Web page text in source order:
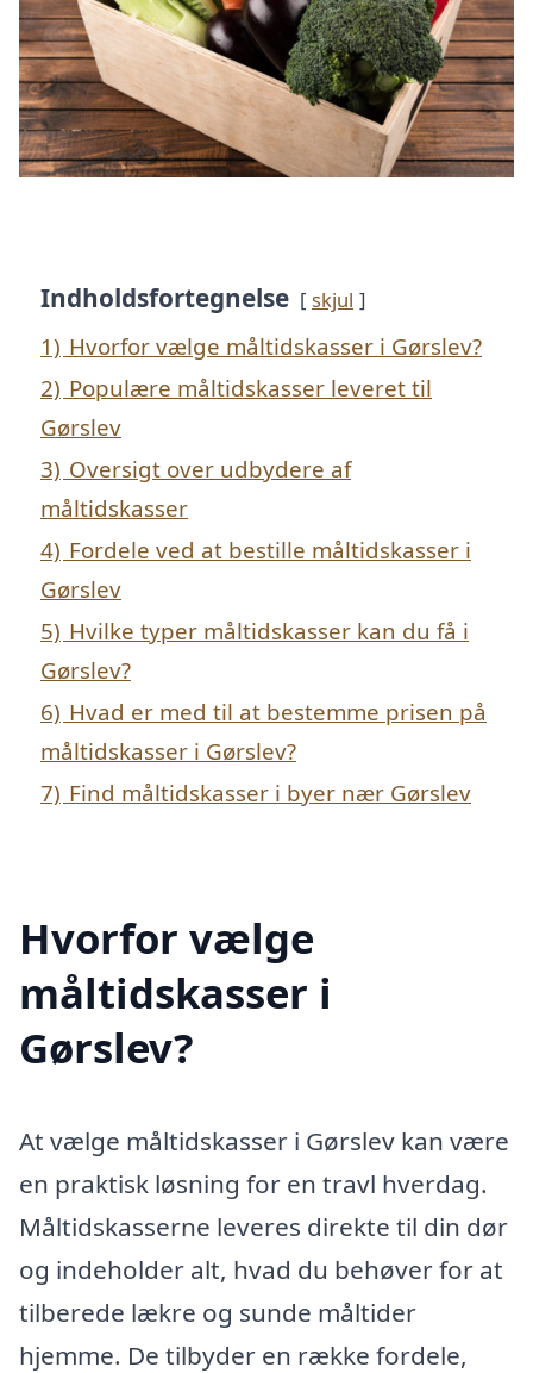
Indholdsfortegnelse skjul
1) Hvorfor vælge måltidskasser i Gørslev?
2) Populære måltidskasser leveret til
Gørslev
3) Oversigt over udbydere af
måltidskasser
4) Fordele ved at bestille måltidskasser i
Gørslev
5) Hvilke typer måltidskasser kan du få i
Gørslev?
6) Hvad er med til at bestemme prisen på
måltidskasser i Gørslev?
7) Find måltidskasser i byer nær Gørslev
Hvorfor vælge
måltidskasser i
Gørslev?
At vælge måltidskasser i Gørslev kan være
en praktisk løsning for en travl hverdag.
Måltidskasserne leveres direkte til din dør
og indeholder alt, hvad du behøver for at
tilberede lækre og sunde måltider
hjemme. De tilbyder en række fordele,